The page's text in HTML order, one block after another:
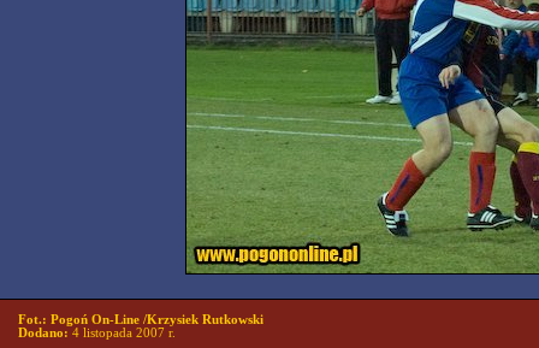
Fot.: Pogoń On-Line /Krzysiek Rutkowski
Dodano: 4 listopada 2007 r.